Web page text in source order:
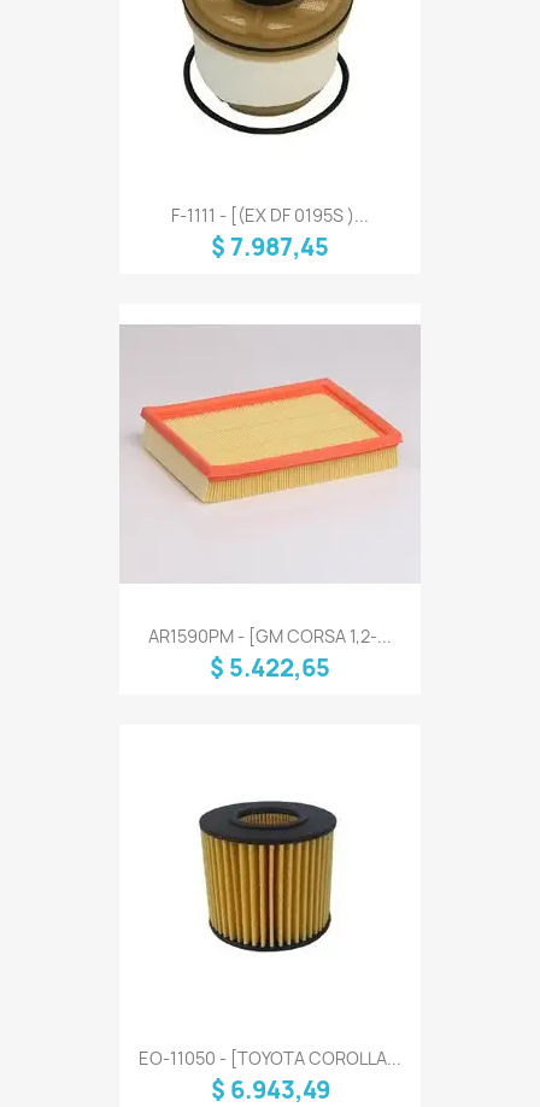
F-1111 - [(EX DF 0195S )...
$ 7.987,45
AR1590PM - [GM CORSA 1,2-...
$ 5.422,65
EO-11050 - [TOYOTA COROLLA...
$ 6.943,49